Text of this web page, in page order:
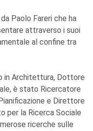
Paolo Fareri che ha
attraverso i suoi
al confine tra
in Architettura, Dottore
è stato Ricercatore
e Direttore
per la Ricerca Sociale
ricerche sulle